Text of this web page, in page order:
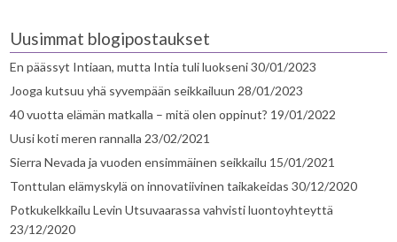
Uusimmat blogipostaukset
En päässyt Intiaan, mutta Intia tuli luokseni30/01/2023
Jooga kutsuu yhä syvempään seikkailuun 28/01/2023
40 vuotta elämän matkalla – mitä olen oppinut? 19/01/2022
Uusi koti meren rannalla 23/02/2021
Sierra Nevada ja vuoden ensimmäinen seikkailu 15/01/2021
Tonttulan elämyskylä on innovatiivinen taikakeidas 30/12/2020
Potkukelkkailu Levin Utsuvaarassa vahvisti luontoyhteyttä
23/12/2020